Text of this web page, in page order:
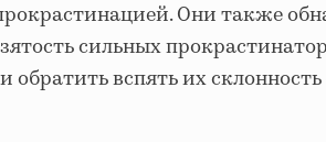
Они также
сильных
обратить вспять их